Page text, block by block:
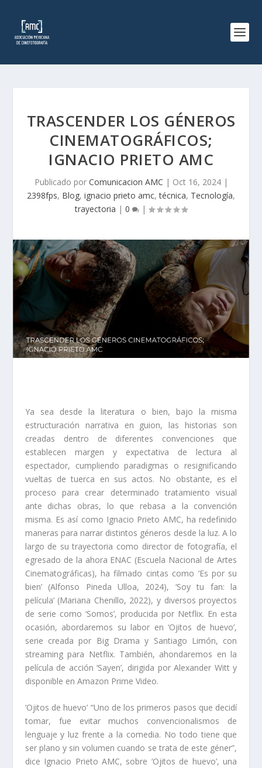
TRASCENDER LOS GÉNEROS
CINEMATOGRÁFICOS;
IGNACIO PRIETO AMC
Publicado por Comunicacion AMC | Oct 16, 2024|
2398fps, Blog, ignacio prieto amc,técnica, Tecnología,
trayectoria | 0 |
Ya sea desde la literatura o bien, bajo la misma
estructuración narrativa en guion, las historias son
creadas dentro de diferentes convenciones que
establecen margen y expectativa de lectura al
espectador, cumpliendo paradigmas o resignificando
vueltas de tuerca en sus actos. No obstante, es el
proceso para crear determinado tratamiento visual
ante dichas obras, lo que rebasa a la convención
misma. Es así como Ignacio Prieto AMC, ha redefinido
maneras para narrar distintos géneros desde la luz. A lo
largo de su trayectoria como director de fotografía, el
egresado de la ahora ENAC (Escuela Nacional de Artes
Cinematográficas), ha filmado cintas como ‘Es por su
bien’ (Alfonso Pineda Ulloa, 2024), ‘Soy tu fan: la
película’ (Mariana Chenillo, 2022), y diversos proyectos
de serie como ‘Somos’, producida por Netflix. En esta
ocasión, abordaremos su labor en ‘Ojitos de huevo’,
serie creada por Big Drama y Santiago Limón, con
streaming para Netflix. También, ahondaremos en la
película de acción ‘Sayen’, dirigida por Alexander Witt y
disponible en Amazon Prime Video.
‘Ojitos de huevo’ “Uno de los primeros pasos que decidí
tomar, fue evitar muchos convencionalismos de
lenguaje y luz frente a la comedia. No todo tiene que
ser plano y sin volumen cuando se trata de este géner”,
dice Ignacio Prieto AMC, sobre ‘Ojitos de huevo’, una